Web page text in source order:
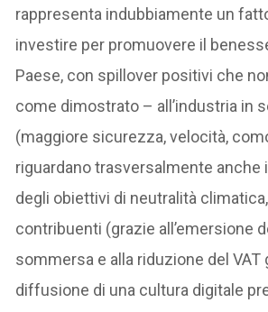
rappresenta indubbiamente un
investire per promuovere il
Paese, con spillover positivi che
come dimostrato – all’industria in
(maggiore sicurezza, velocità,
riguardano trasversalmente anche
degli obiettivi di neutralità climatica,
contribuenti (grazie all’emersione
sommersa e alla riduzione del VAT
diffusione di una cultura digitale